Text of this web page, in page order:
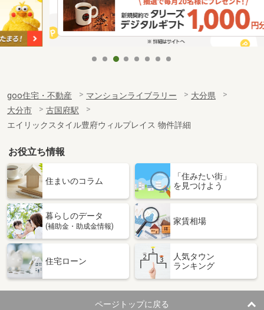
goo住宅・不動産 マンションライブラリー
大分県
大分市
古国府駅
エイリックスタイル豊府ウィルプレイス 物件詳細
お役立ち情報
住まいのコラム
「住みたい街」
を見つけよう
暮らしのデータ
(補助金・助成金情報)
家賃相場
住宅ローン
人気タウン
ランキング
ページトップに戻る